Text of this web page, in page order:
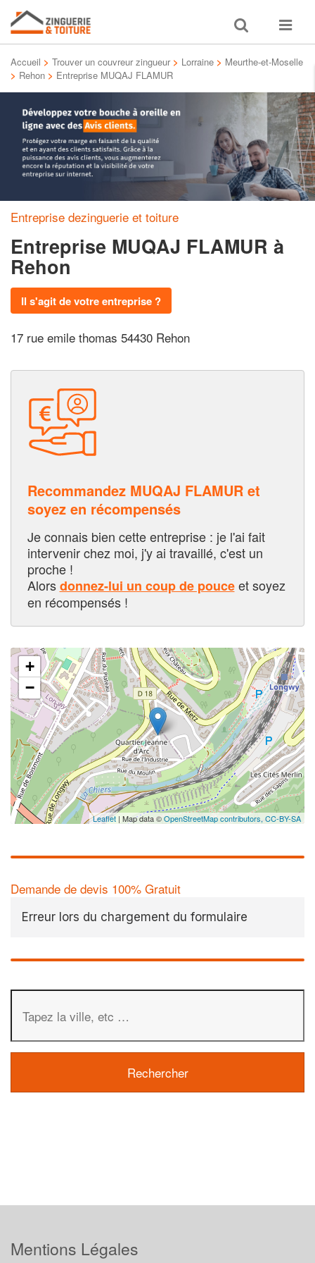
Toggle
search
Toggle
Accueil > Trouver un couvreur zingueur > Lorraine > Meurthe-et-Moselle
> Rehon > Entreprise MUQAJ FLAMUR
Entreprise dezinguerie et toiture
Entreprise MUQAJ FLAMUR à
Rehon
Il s'agit de votre entreprise ?
17 rue emile thomas 54430 Rehon
Recommandez MUQAJ FLAMUR et
soyez en récompensés
Je connais bien cette entreprise : je l'ai fait
intervenir chez moi, j'y ai travaillé, c'est un
proche !
Alorsdonnez-lui un coup de pouceet soyez
en récompensés !
+
−
Leaflet | Map data ©OpenStreetMap contributors, CC-BY-SA
Demande de devis 100% Gratuit
Erreur lors du chargement du formulaire
Mentions Légales